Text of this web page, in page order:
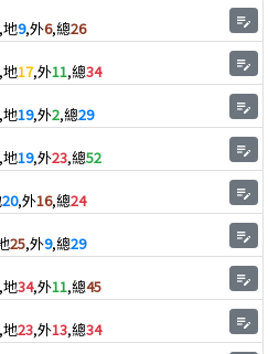
9,外6,總26 edit_note
17,外11,總34 edit_note
19,外2,總29 edit_note
19,外23,總52 edit_note
20,外16,總24 edit_note
25,外9,總29 edit_note
34,外11,總45 edit_note
23,外13,總34 edit_note